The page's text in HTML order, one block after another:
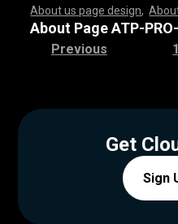
About us page design ,
,,,,,,,,,,,,,,,,,,,,,,,, ,,,,,,
,,,,,,,,,,,,,,,,,,,,,,,, ,,,,,,
,,,,,,,,,,,,,,,,,,,,,,,, ,,,,,,
,,,,,,,,,,,,,,,,,,,,,,,, ,,,,,,
,,,,,,,,,,,,,,,,,,,,,,,, ,,,,,,
,,,,,,,,,,,,,,,,,,,,,,,, ,,,,,,
,,,,,,,,,,,,,,,,,,,,,,,, ,,,,,,
,,,,,,,,,,,,,,,,,,,,,,,, ,,,,,,
About Page ATP-
Previous 1
Get
Sign